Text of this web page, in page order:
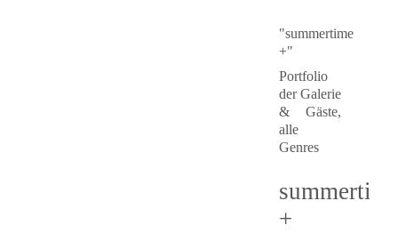
"summertime
+"
Portfolio
der Galerie
& Gäste,
alle
Genres
+